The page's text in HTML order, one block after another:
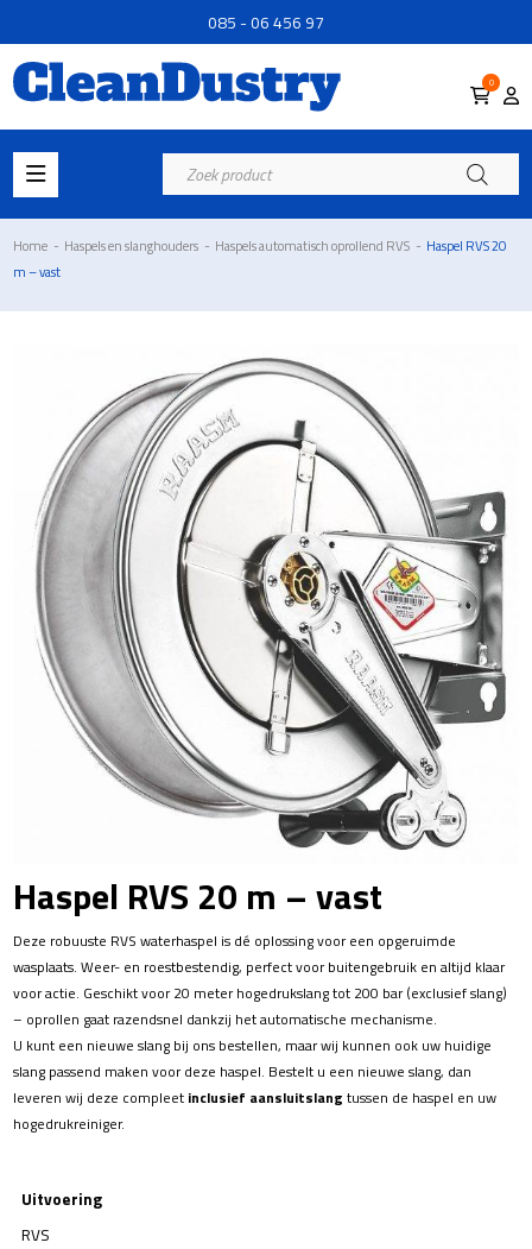
085 - 06 456 97
0
Producten
zoeken
Home - Haspels en slanghouders - Haspels automatisch oprollend RVS - Haspel RVS 20
m – vast
Haspel RVS 20 m – vast
Deze robuuste RVS waterhaspel is dé oplossing voor een opgeruimde
wasplaats. Weer- en roestbestendig, perfect voor buitengebruik en altijd klaar
voor actie. Geschikt voor 20 meter hogedrukslang tot 200 bar (exclusief slang)
– oprollen gaat razendsnel dankzij het automatische mechanisme.
U kunt een nieuwe slang bij ons bestellen, maar wij kunnen ook uw huidige
slang passend maken voor deze haspel. Bestelt u een nieuwe slang, dan
leveren wij deze compleet inclusief aansluitslang tussen de haspel en uw
hogedrukreiniger.
Uitvoering
RVS